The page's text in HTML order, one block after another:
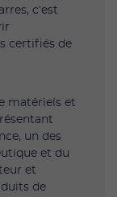
c’est
certifiés de
matériels et
un des
et du
et
de